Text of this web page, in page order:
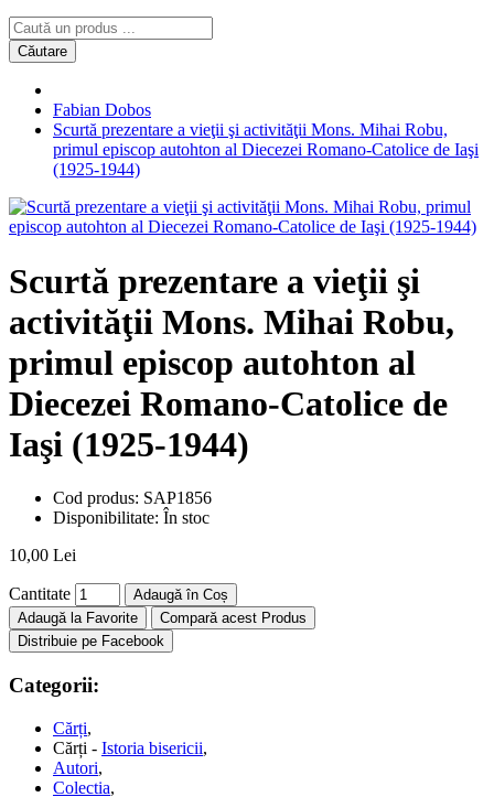
Căutare
Fabian Dobos
Scurtă prezentare a vieţii şi activităţii Mons. Mihai Robu,
primul episcop autohton al Diecezei Romano-Catolice de Iaşi
(1925-1944)
Scurtă prezentare a vieţii şi
activităţii Mons. Mihai Robu,
primul episcop autohton al
Diecezei Romano-Catolice de
Iaşi (1925-1944)
Cod produs: SAP1856
Disponibilitate: În stoc
10,00 Lei
Cantitate
Adaugă în Coș
Adaugă la Favorite
Compară acest Produs
Distribuie pe Facebook
Categorii:
Cărți,
Cărți - Istoria bisericii,
Autori,
Colectia,